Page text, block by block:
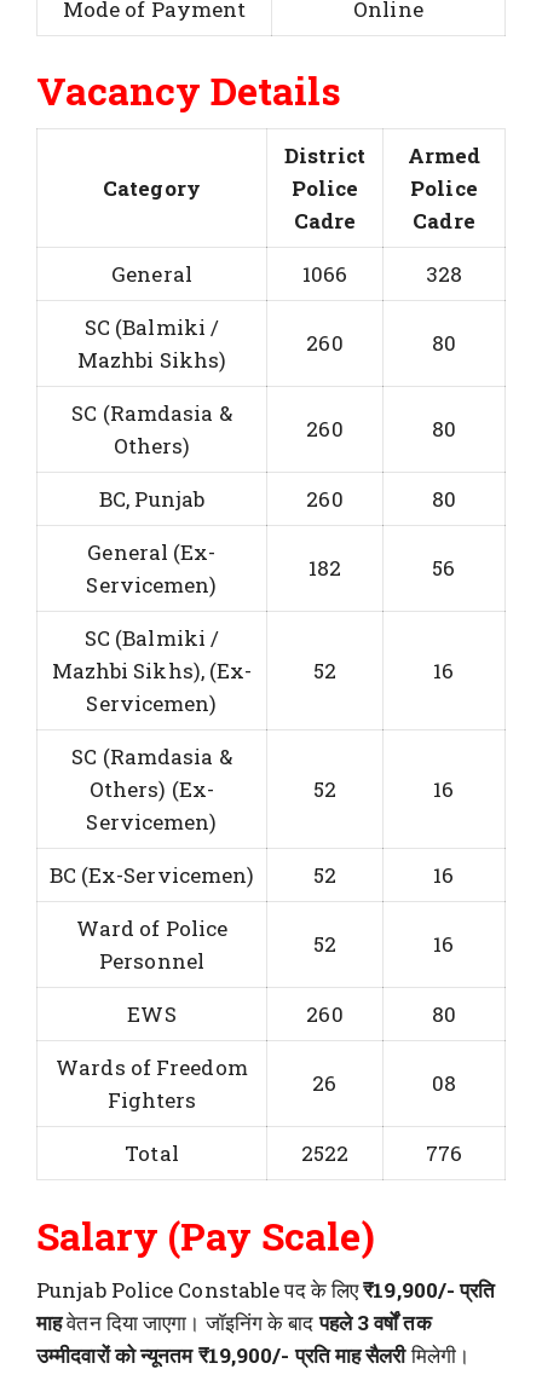
Mode of Payment Online
Vacancy Details
Category
District
Police
Cadre
Armed
Police
Cadre
General
1066
328
SC (Balmiki /
Mazhbi Sikhs)
260 80
SC (Ramdasia &
Others)
260 80
BC, Punjab 260
80
General (Ex-
Servicemen)
182 56
SC (Balmiki /
Mazhbi Sikhs), (Ex-
Servicemen)
52 16
SC (Ramdasia &
Others) (Ex-
Servicemen)
52 16
BC (Ex-Servicemen) 52
16
Ward of Police
Personnel
52 16
EWS 260
80
Wards of Freedom
Fighters
26 08
Total 2522 776
Salary (Pay Scale)
Punjab Police Constable पद के लिए₹19,900/- प्रति
माहवेतन दिया जाएगा। जॉइनिंग के बादपहले 3 वर्षों तक
उम्मीदवारों को न्यूनतम ₹19,900/- प्रति माह सैलरीमिलेगी।